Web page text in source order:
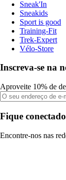
Sneak'In
Sneakids
Sport is good
Training-Fit
Trek-Expert
Vélo-Store
Inscreva-se na
Aproveite 10% de
Fique conectado
Encontre-nos nas